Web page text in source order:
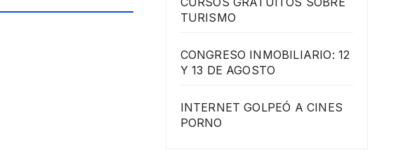
TURISMO
CONGRESO INMOBILIARIO: 12
Y 13 DE AGOSTO
INTERNET GOLPEÓ A CINES
PORNO